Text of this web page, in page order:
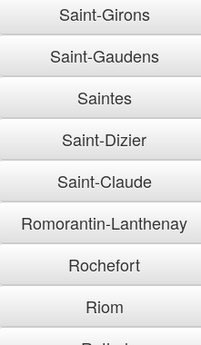
Saint-Girons
Saint-Gaudens
Saintes
Saint-Dizier
Saint-Claude
Romorantin-Lanthenay
Rochefort
Riom